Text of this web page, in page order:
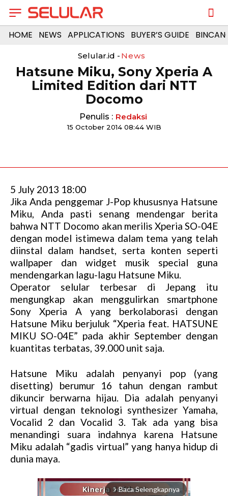
HOME NEWS APPLICATIONS BUYER’S GUIDE
Selular.id - News
Hatsune Miku, Sony Xperia A
Limited Edition dari NTT
Docomo
Penulis : Redaksi
15 October 2014 08:44 WIB
5 July 2013 18:00
Jika Anda penggemar J-Pop khususnya Hatsune
Miku, Anda pasti senang mendengar berita
bahwa NTT Docomo akan merilis Xperia SO-04E
dengan model istimewa dalam tema yang telah
diinstal dalam handset, serta konten seperti
wallpaper dan widget musik special guna
mendengarkan lagu-lagu Hatsune Miku.
Operator selular terbesar di Jepang itu
mengungkap akan menggulirkan smartphone
Sony Xperia A yang berkolaborasi dengan
Hatsune Miku berjuluk “Xperia feat. HATSUNE
MIKU SO-04E” pada akhir September dengan
kuantitas terbatas, 39.000 unit saja.
Hatsune Miku adalah penyanyi pop (yang
disetting) berumur 16 tahun dengan rambut
dikuncir berwarna hijau. Dia adalah penyanyi
virtual dengan teknologi synthesizer Yamaha,
Vocalid 2 dan Vocalid 3. Tak ada yang bisa
menandingi suara indahnya karena Hatsune
Miku adalah “gadis virtual” yang hanya hidup di
dunia maya.
arrow_forward_ios Baca Selengkapnya